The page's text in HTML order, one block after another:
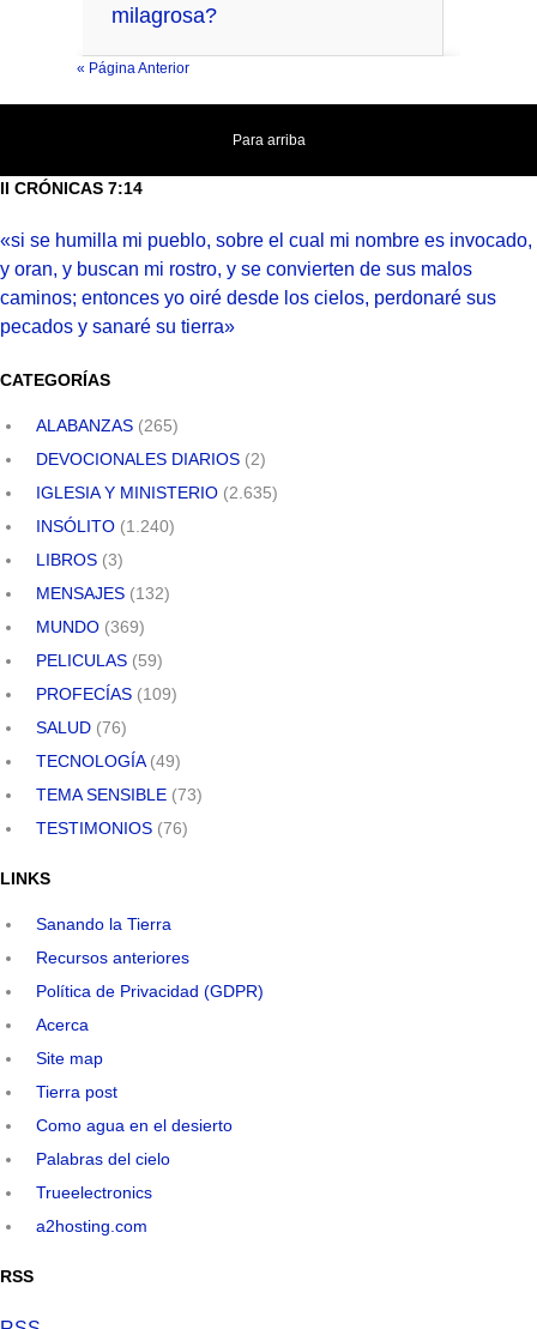
milagrosa?
« Página Anterior
Para arriba
II CRÓNICAS 7:14
«si se humilla mi pueblo, sobre el cual mi nombre es invocado,
y oran, y buscan mi rostro, y se convierten de sus malos
caminos; entonces yo oiré desde los cielos, perdonaré sus
pecados y sanaré su tierra»
CATEGORÍAS
ALABANZAS (265)
DEVOCIONALES DIARIOS (2)
IGLESIA Y MINISTERIO (2.635)
INSÓLITO (1.240)
LIBROS (3)
MENSAJES (132)
MUNDO (369)
PELICULAS (59)
PROFECÍAS (109)
SALUD (76)
TECNOLOGÍA(49)
TEMA SENSIBLE (73)
TESTIMONIOS (76)
LINKS
Sanando la Tierra
Recursos anteriores
Política de Privacidad (GDPR)
Acerca
Site map
Tierra post
Como agua en el desierto
Palabras del cielo
Trueelectronics
a2hosting.com
RSS